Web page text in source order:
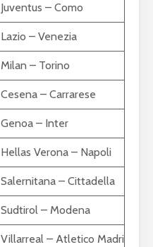
Juventus – Como
Lazio – Venezia
Milan – Torino
Cesena – Carrarese
Genoa – Inter
Hellas Verona – Napoli
Salernitana – Cittadella
Sudtirol – Modena
Villarreal – Atletico Madrid